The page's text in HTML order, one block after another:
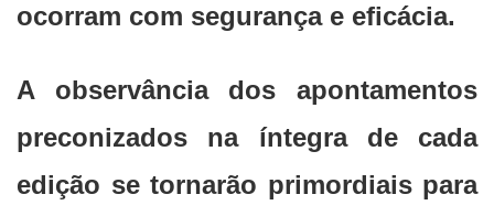
ocorram com segurança e eficácia.
A observância dos apontamentos
preconizados na íntegra de cada
edição se tornarão primordiais para